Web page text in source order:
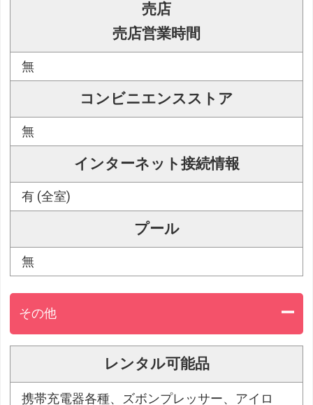
売店
売店営業時間
無
コンビニエンスストア
無
インターネット接続情報
有 (全室)
プール
無
その他
レンタル可能品
携帯充電器各種、ズボンプレッサー、アイロ